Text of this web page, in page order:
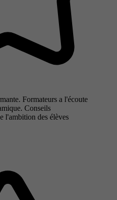
Formateurs a l'écoute
Conseils
l'ambition des élèves